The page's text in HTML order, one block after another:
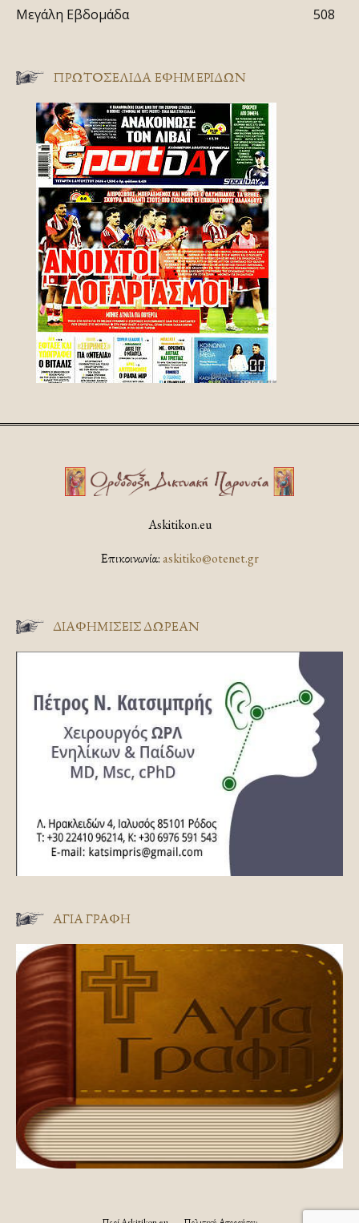
Μεγάλη Εβδομάδα
508
ΠΡΩΤΟΣΈΛΙΔΑ ΕΦΗΜΕΡΊΔΩΝ
Askitikon.eu
Επικοινωνία:askitiko@otenet.gr
ΔΙΑΦΗΜΊΣΕΙΣ ΔΩΡΕΆΝ
ΑΓΊΑ ΓΡΑΦΉ